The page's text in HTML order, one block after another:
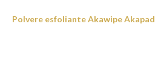
Polvere esfoliante Akawipe Akapad